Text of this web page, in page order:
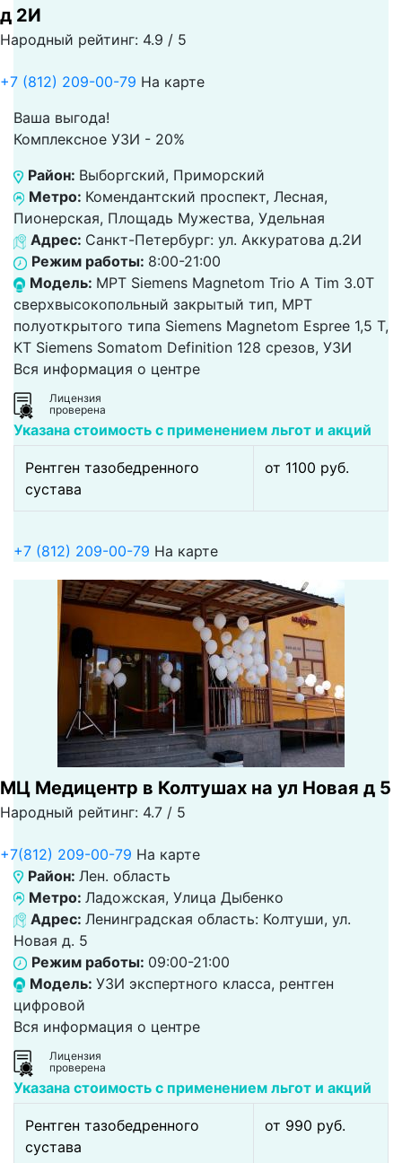
д 2И
Народный рейтинг: 4.9 / 5
+7 (812) 209-00-79 На карте
Ваша выгода!
Комплексное УЗИ - 20%
Район: Выборгский, Приморский
Метро: Комендантский проспект, Лесная,
Пионерская, Площадь Мужества, Удельная
Адрес: Санкт-Петербург: ул. Аккуратова д.2И
Режим работы: 8:00-21:00
Модель: МРТ Siemens Magnetom Trio A Tim 3.0Т
сверхвысокопольный закрытый тип, МРТ
полуоткрытого типа Siemens Magnetom Espree 1,5 Т,
КТ Siemens Somatom Definition 128 срезов, УЗИ
Вся информация о центре
Лицензия
проверена
Указана стоимость с применением льгот и акций
Рентген тазобедренного
сустава
от 1100 pуб.
+7 (812) 209-00-79 На карте
МЦ Медицентр в Колтушах на ул Новая д 5
Народный рейтинг: 4.7 / 5
+7(812) 209-00-79 На карте
Район: Лен. область
Метро: Ладожская, Улица Дыбенко
Адрес: Ленинградская область: Колтуши, ул.
Новая д. 5
Режим работы: 09:00-21:00
Модель: УЗИ экспертного класса, рентген
цифровой
Вся информация о центре
Лицензия
проверена
Указана стоимость с применением льгот и акций
Рентген тазобедренного
сустава
от 990 pуб.